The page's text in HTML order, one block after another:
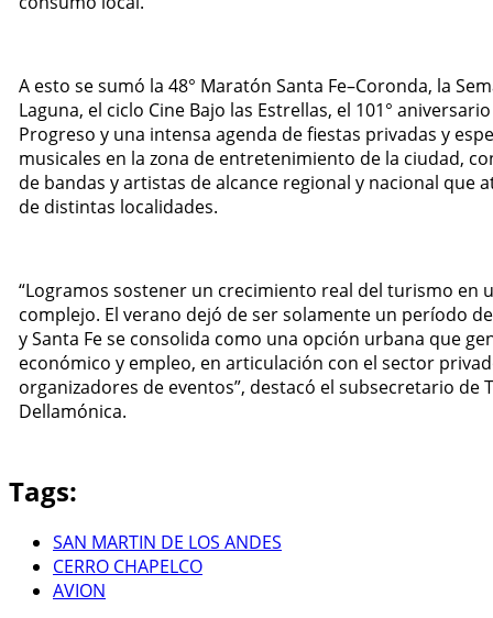
A esto se sumó la 48° Maratón Santa Fe–Coronda, la
Laguna, el ciclo Cine Bajo las Estrellas, el 101°
Progreso y una intensa agenda de fiestas privadas y
musicales en la zona de entretenimiento de la ciudad,
de bandas y artistas de alcance regional y nacional que
de distintas localidades.
“Logramos sostener un crecimiento real del turismo en
complejo. El verano dejó de ser solamente un período
y Santa Fe se consolida como una opción urbana que
económico y empleo, en articulación con el sector
organizadores de eventos”, destacó el subsecretario de
Dellamónica.
Tags:
SAN MARTIN DE LOS ANDES
CERRO CHAPELCO
AVION